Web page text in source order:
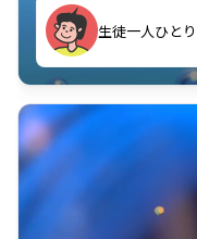
生徒一人ひと
教室中の児童
ことが楽しい